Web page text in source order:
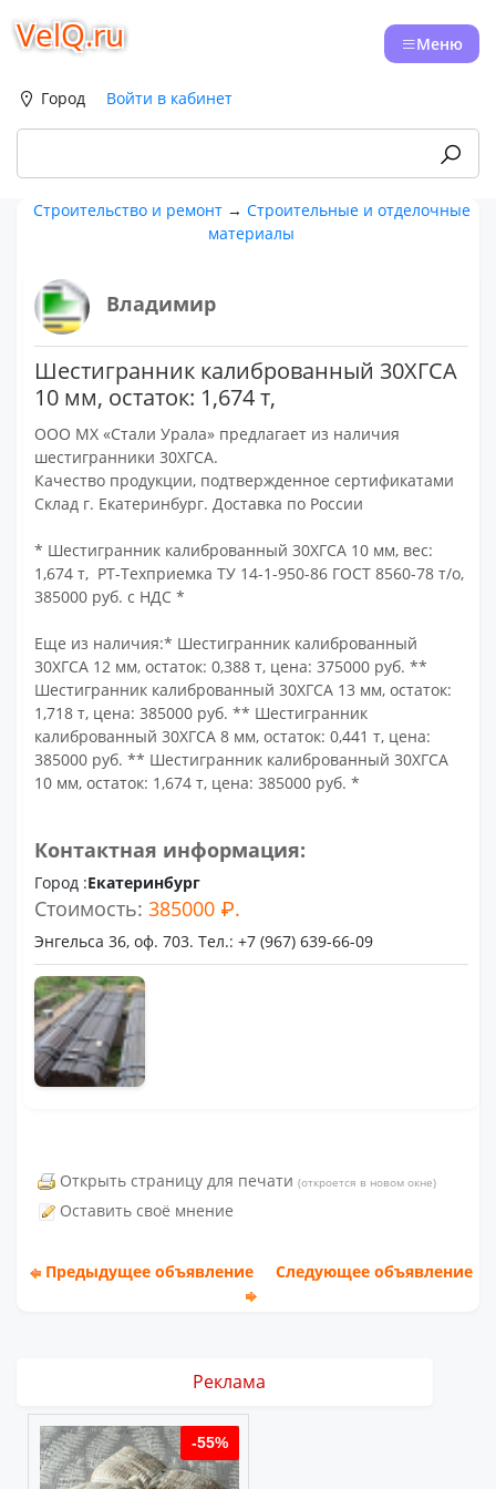
VelQ.ru Меню
Город Войти в кабинет
Строительство и ремонт→ Строительные и отделочные
материалы
Владимир
Шестигранник калиброванный 30ХГСА
10 мм, остаток: 1,674 т,
ООО МХ «Стали Урала» предлагает из наличия
шестигранники 30ХГСА.
Качество продукции, подтвержденное сертификатами
Склад г. Екатеринбург. Доставка по России
* Шестигранник калиброванный 30ХГСА 10 мм, вес:
1,674 т, РТ-Техприемка ТУ 14-1-950-86 ГОСТ 8560-78 т/о,
385000 руб. с НДС *
Еще из наличия:* Шестигранник калиброванный
30ХГСА 12 мм, остаток: 0,388 т, цена: 375000 руб. **
Шестигранник калиброванный 30ХГСА 13 мм, остаток:
1,718 т, цена: 385000 руб. ** Шестигранник
калиброванный 30ХГСА 8 мм, остаток: 0,441 т, цена:
385000 руб. ** Шестигранник калиброванный 30ХГСА
10 мм, остаток: 1,674 т, цена: 385000 руб. *
Контактная информация:
Город :Екатеринбург
Стоимость:385000 ₽.
Энгельса 36, оф. 703. Тел.: +7 (967) 639-66-09
Открыть страницу для печати (откроется в новом окне)
Оставить своё мнение
Предыдущее объявление Следующее объявление
Реклама
-55%